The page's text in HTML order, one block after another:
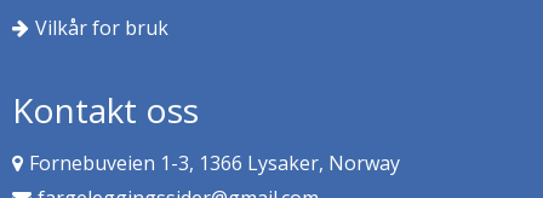
Vilkår for bruk
Kontakt oss
Fornebuveien 1-3, 1366 Lysaker, Norway